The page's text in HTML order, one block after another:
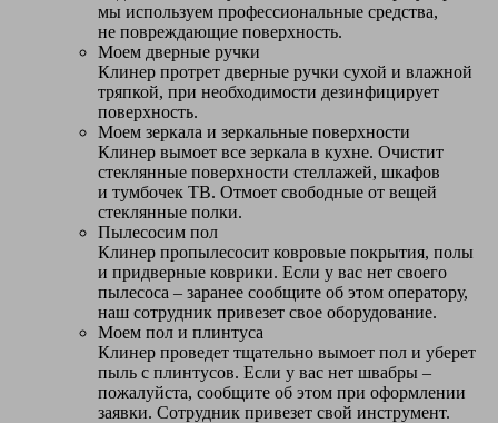
мы используем профессиональные средства,
не повреждающие поверхность.
Моем дверные ручки
Клинер протрет дверные ручки сухой и влажной
тряпкой, при необходимости дезинфицирует
поверхность.
Моем зеркала и зеркальные поверхности
Клинер вымоет все зеркала в кухне. Очистит
стеклянные поверхности стеллажей, шкафов
и тумбочек ТВ. Отмоет свободные от вещей
стеклянные полки.
Пылесосим пол
Клинер пропылесосит ковровые покрытия, полы
и придверные коврики. Если у вас нет своего
пылесоса – заранее сообщите об этом оператору,
наш сотрудник привезет свое оборудование.
Моем пол и плинтуса
Клинер проведет тщательно вымоет пол и уберет
пыль с плинтусов. Если у вас нет швабры –
пожалуйста, сообщите об этом при оформлении
заявки. Сотрудник привезет свой инструмент.